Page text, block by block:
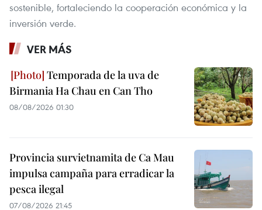
sostenible, fortaleciendo la cooperación económica y la
inversión verde.
VER MÁS
Temporada de la uva de
Birmania Ha Chau en Can Tho
08/08/2026 01:30
Provincia survietnamita de Ca Mau
impulsa campaña para erradicar la
pesca ilegal
07/08/2026 21:45